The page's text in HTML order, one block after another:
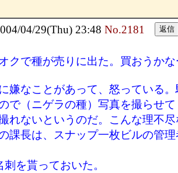
04/29(Thu) 23:48 No.2181
クで種が売りに出た。買おうかな
嫌なことがあって、怒っている
で（ニゲラの種）写真を撮らせ
れないというのだ。こんな理不
課長は、スナップ一枚ビルの管
を貰っておいた。